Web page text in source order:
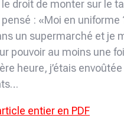
le droit de monter sur le
: «Moi en
un supermarché et je
pouvoir au moins une
heure, j’étais
entier en PDF